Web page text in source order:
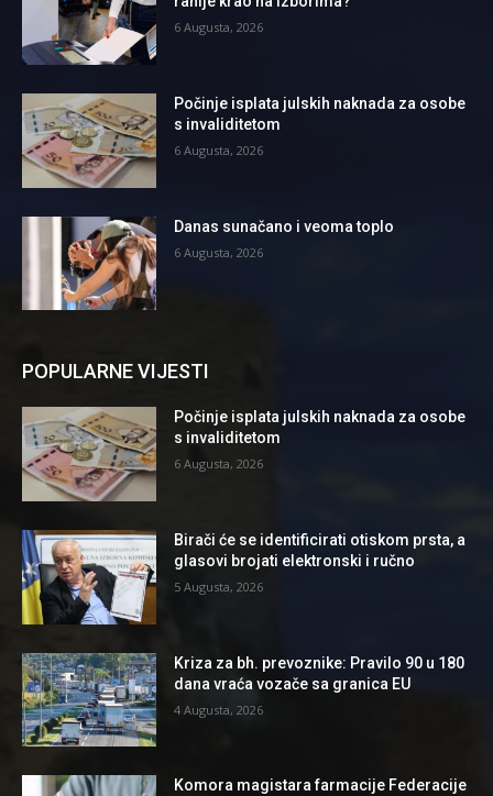
6 Augusta, 2026
Počinje isplata julskih naknada za osobe
s invaliditetom
6 Augusta, 2026
Danas sunačano i veoma toplo
6 Augusta, 2026
POPULARNE VIJESTI
Počinje isplata julskih naknada za osobe
s invaliditetom
6 Augusta, 2026
Birači će se identificirati otiskom prsta, a
glasovi brojati elektronski i ručno
5 Augusta, 2026
Kriza za bh. prevoznike: Pravilo 90 u 180
dana vraća vozače sa granica EU
4 Augusta, 2026
Komora magistara farmacije Federacije